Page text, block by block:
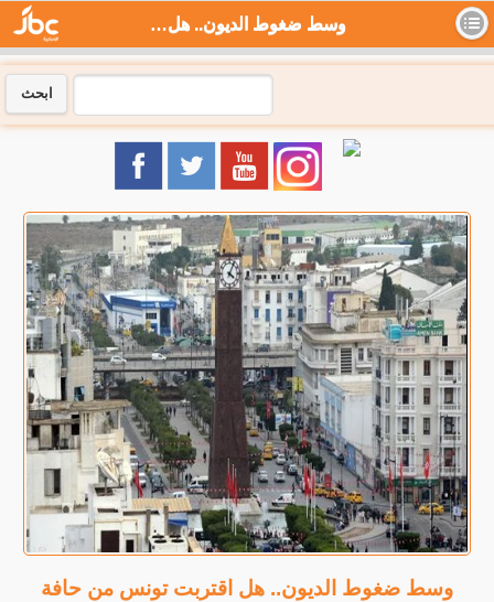
وسط ضغوط الديون.. هل اقتربت تونس من حافة الإفلاس؟ - جي بي سي نيوز
ابحث
وسط ضغوط الديون.. هل اقتربت تونس من حافة